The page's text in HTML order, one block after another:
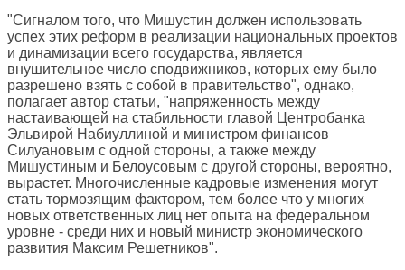
"Сигналом того, что Мишустин должен использовать
успех этих реформ в реализации национальных проектов
и динамизации всего государства, является
внушительное число сподвижников, которых ему было
разрешено взять с собой в правительство", однако,
полагает автор статьи, "напряженность между
настаивающей на стабильности главой Центробанка
Эльвирой Набиуллиной и министром финансов
Силуановым с одной стороны, а также между
Мишустиным и Белоусовым с другой стороны, вероятно,
вырастет. Многочисленные кадровые изменения могут
стать тормозящим фактором, тем более что у многих
новых ответственных лиц нет опыта на федеральном
уровне - среди них и новый министр экономического
развития Максим Решетников".